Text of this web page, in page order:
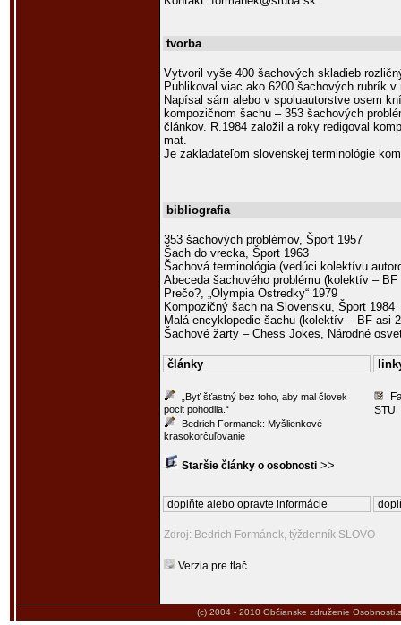
tvorba
Vytvoril vyše 400 šachových skladieb
Publikoval viac ako 6200 šachových rubrík v
Napísal sám alebo v spoluautorstve osem
kompozičnom šachu – 353 šachových
článkov. R.1984 založil a roky redigoval
mat.
Je zakladateľom slovenskej terminológie
bibliografia
353 šachových problémov, Šport 1957
Šach do vrecka, Šport 1963
Šachová terminológia (vedúci kolektívu
Abeceda šachového problému (kolektív –
Prečo?, „Olympia Ostredky“ 1979
Kompozičný šach na Slovensku, Šport 1984
Malá encyklopedie šachu (kolektív – BF asi
Šachové žarty – Chess Jokes, Národné
články
„Byť šťastný bez toho, aby mal človek
pocit pohodlia.“
Bedrich Formanek: Myšlienkové
krasokorčuľovanie
Staršie články o osobnosti >>
STU
doplňte alebo opravte informácie
Zdroj: Bedrich Formánek, týždenník SLOVO
Verzia pre tlač
(c) 2004 - 2010 Občianske združenie